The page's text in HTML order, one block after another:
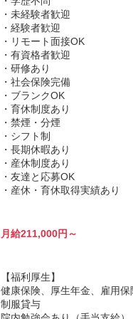
・未経験者歓迎
・経験者歓迎
・リモート面接OK
・有資格者歓迎
・研修あり
・社会保険完備
・ブランクOK
・育休制度あり
・禁煙・分煙
・シフト制
・長期休暇あり
・産休制度あり
・友達と応募OK
・産休・育休取得実績あり
月給211,000円～
【福利厚生】
健康保険、厚生年金、雇用
制服貸与